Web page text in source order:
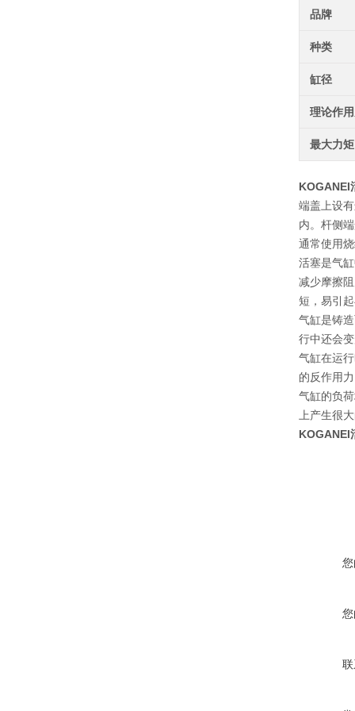
品牌
种类
缸径
理论作
最大力矩
KOGANEI
端盖上设
内。杆侧
通常使用
活塞是气
减少摩擦
短，易引
气缸是铸
行中还会变
气缸在运
的反作用
气缸的负
上产生很
KOGANEI
您
您
联